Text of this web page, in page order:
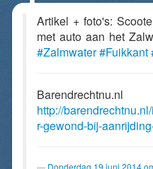
Artikel + foto's:
met auto aan het
#Zalmwater#Fuikkant
Barendrechtnu.nl
http://
r-gewond-bij-
Donderdag 19 juni 2014